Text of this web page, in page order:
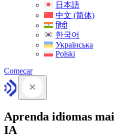
日本語
中文 (简体)
हिंदी
한국어
Українська
Polski
Começar
Aprenda idiomas
IA